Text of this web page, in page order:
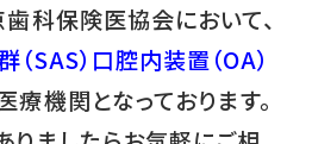
科保険医協会において、
SAS） 口腔内装置（OA）
機関となっております。